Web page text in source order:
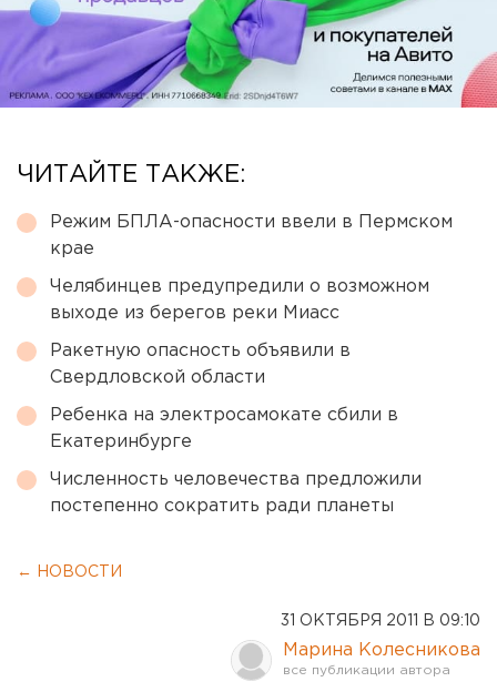
ЧИТАЙТЕ ТАКЖЕ:
Режим БПЛА-опасности ввели в Пермском
крае
Челябинцев предупредили о возможном
выходе из берегов реки Миасс
Ракетную опасность объявили в
Свердловской области
Ребенка на электросамокате сбили в
Екатеринбурге
Численность человечества предложили
постепенно сократить ради планеты
← НОВОСТИ
31 ОКТЯБРЯ 2011 В 09:10
Марина Колесникова